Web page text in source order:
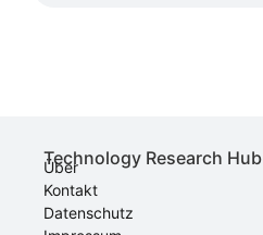
Technology Research Hub
Über
Kontakt
Datenschutz